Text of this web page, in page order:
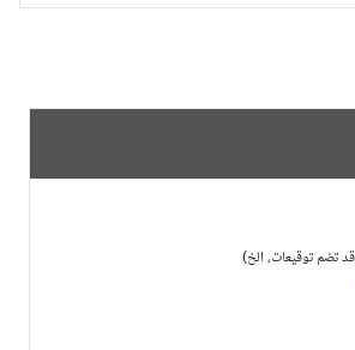
توقيعات، الخ)